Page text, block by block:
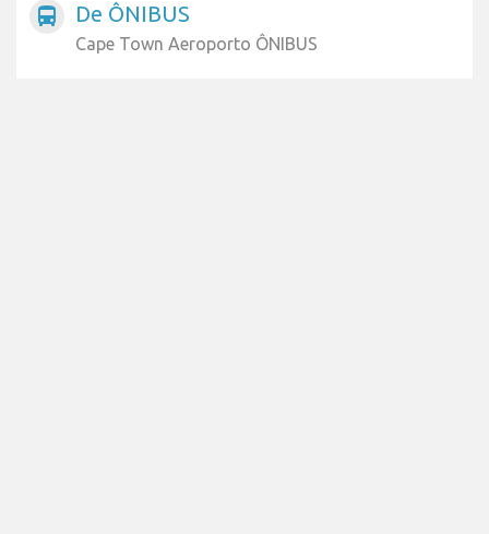
directions_bus De ÔNIBUS
Cape Town Aeroporto ÔNIBUS